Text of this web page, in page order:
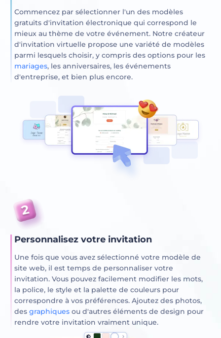
Commencez par sélectionner l'un des modèles
gratuits d'invitation électronique qui correspond le
mieux au thème de votre événement. Notre créateur
d'invitation virtuelle propose une variété de modèles
parmi lesquels choisir, y compris des options pour les
mariages, les anniversaires, les événements
d'entreprise, et bien plus encore.
Personnalisez votre invitation
Une fois que vous avez sélectionné votre modèle de
site web, il est temps de personnaliser votre
invitation. Vous pouvez facilement modifier les mots,
la police, le style et la palette de couleurs pour
correspondre à vos préférences. Ajoutez des photos,
desgraphiques ou d'autres éléments de design pour
rendre votre invitation vraiment unique.